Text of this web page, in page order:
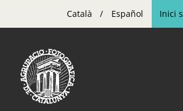
to
content
Català Español Inici